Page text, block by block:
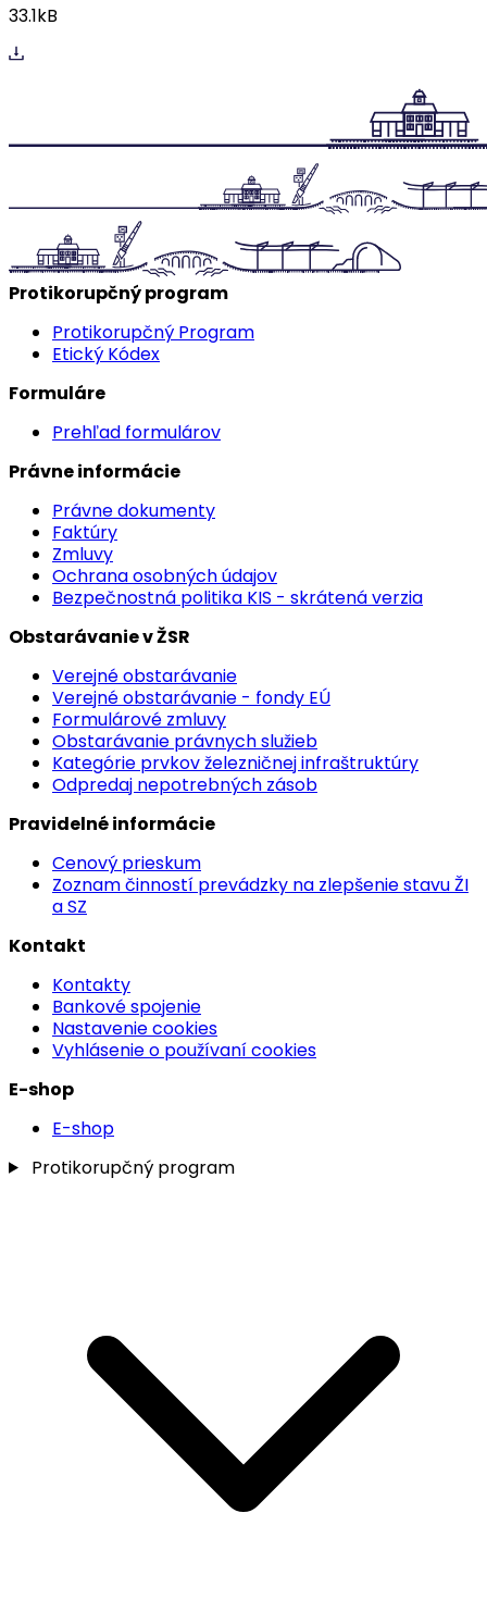
33.1kB
Protikorupčný program
Protikorupčný Program
Etický Kódex
Formuláre
Prehľad formulárov
Právne informácie
Právne dokumenty
Faktúry
Zmluvy
Ochrana osobných údajov
Bezpečnostná politika KIS - skrátená verzia
Obstarávanie v ŽSR
Verejné obstarávanie
Verejné obstarávanie - fondy EÚ
Formulárové zmluvy
Obstarávanie právnych služieb
Kategórie prvkov železničnej infraštruktúry
Odpredaj nepotrebných zásob
Pravidelné informácie
Cenový prieskum
Zoznam činností prevádzky na zlepšenie stavu ŽI
a SZ
Kontakt
Kontakty
Bankové spojenie
Nastavenie cookies
Vyhlásenie o používaní cookies
E-shop
E-shop
Protikorupčný program